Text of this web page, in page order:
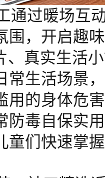
通过暖场互
围，开启趣
、真实生活
常生活场景
用的身体危
防毒自保实
童们快速掌